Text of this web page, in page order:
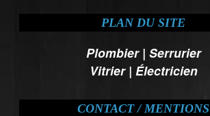
PLAN DU SITE
Plombier| Serrurier
Vitrier| Électricien
CONTACT / MENTIONS